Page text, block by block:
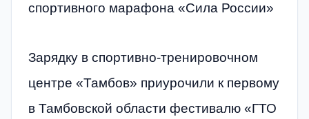
спортивного марафона «Сила России»
Зарядку в спортивно‑тренировочном
центре «Тамбов» приурочили к первому
в Тамбовской области фестивалю «ГТО